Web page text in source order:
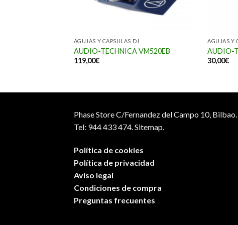
AGUJAS Y CAPSULAS DJ
AUDIO-TECHNICA VM520EB
119,00€
AGUJAS Y
AUDIO-
30,00€
Phase Store C/Fernandez del Campo 10, Bilbao.
Tel: 944 433 474.Sitemap.
Política de cookies
Política de privacidad
Aviso legal
Condiciones de compra
Preguntas frecuentes